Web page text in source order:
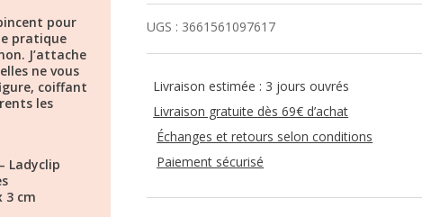
pour
pratique
J’attache
ne vous
coiffant
les
Ladyclip
3 cm
-
LADYCLIP
UGS : 3661561097617
Livraison estimée : 3 jours ouvrés
Livraison gratuite dès 69€ d’achat
Échanges et retours selon conditions
Paiement sécurisé